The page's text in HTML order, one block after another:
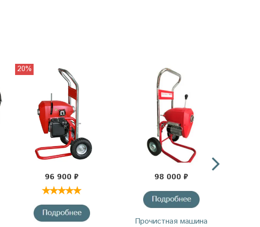
20%
96 900 ₽ 98 000 ₽
Прочистная машина